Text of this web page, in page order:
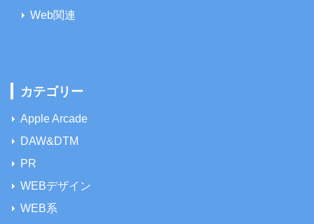
Web関連
カテゴリー
Apple Arcade
DAW&DTM
PR
WEBデザイン
WEB系